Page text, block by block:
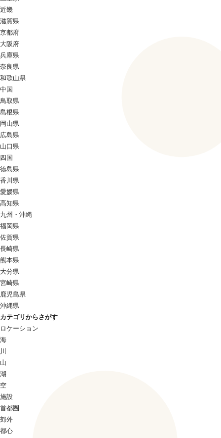
近畿
滋賀県
京都府
大阪府
兵庫県
奈良県
和歌山県
中国
鳥取県
島根県
岡山県
広島県
山口県
四国
徳島県
香川県
愛媛県
高知県
九州・沖縄
福岡県
佐賀県
長崎県
熊本県
大分県
宮崎県
鹿児島県
沖縄県
カテゴリからさがす
ロケーション
海
川
山
湖
空
施設
首都圏
郊外
都心